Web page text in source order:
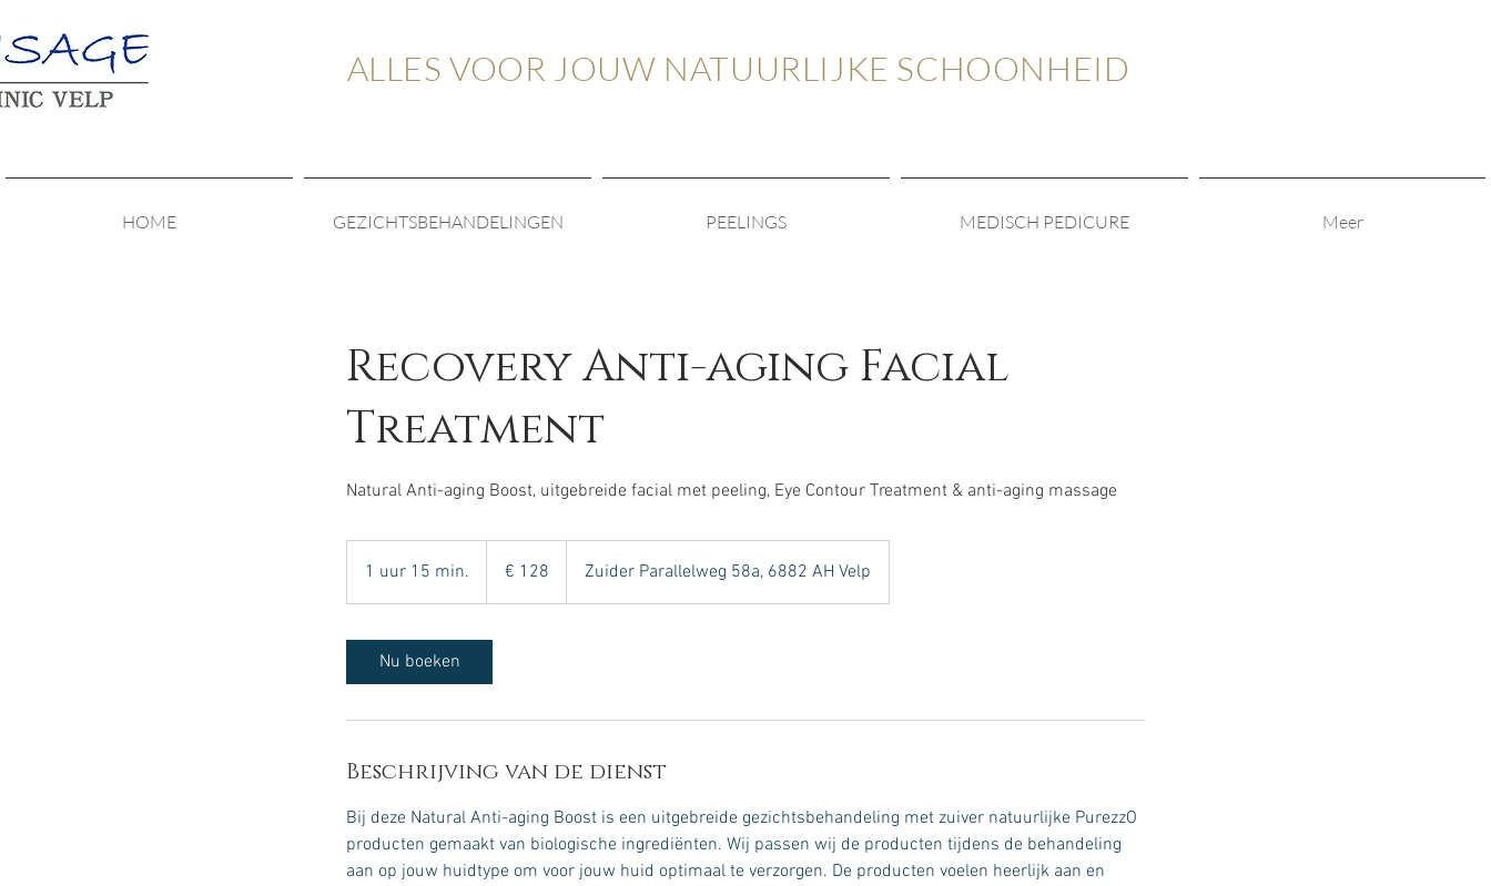
ALLES VOOR JOUW NATUURLIJKE SCHOONHEID
HOME GEZICHTSBEHANDELINGEN PEELINGS MEDISCH PEDICURE Meer
Recovery Anti-aging Facial
Treatment
Natural Anti-aging Boost, uitgebreide facial met peeling, Eye Contour Treatment & anti-aging massage
1 uur 15 min.
u
5
.
€ 128 Zuider Parallelweg 58a, 6882 AH Velp
Nu boeken
Beschrijving van de dienst
Bij deze Natural Anti-aging Boost is een uitgebreide gezichtsbehandeling met zuiver natuurlijke PurezzO
producten gemaakt van biologische ingrediënten. Wij passen wij de producten tijdens de behandeling
aan op jouw huidtype om voor jouw huid optimaal te verzorgen. De producten voelen heerlijk aan en